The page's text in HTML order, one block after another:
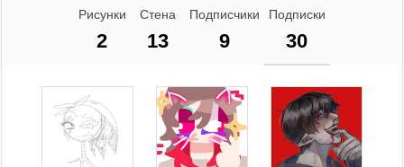
Рисунки
2
Стена
13
Подписчики
9
Подписки
30